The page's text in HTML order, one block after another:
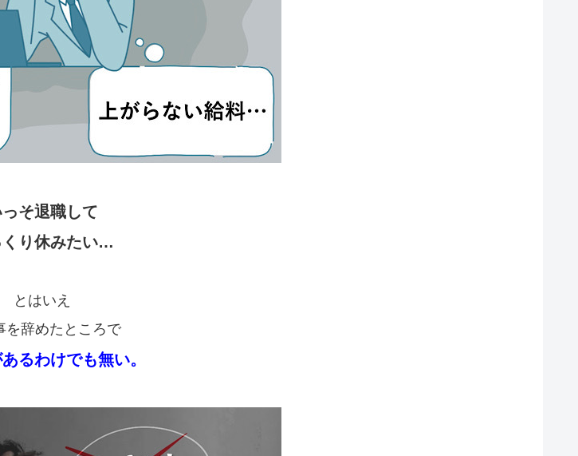
そ退職して
くり休みたい…
とはいえ
を辞めたところで
るわけでも無い。